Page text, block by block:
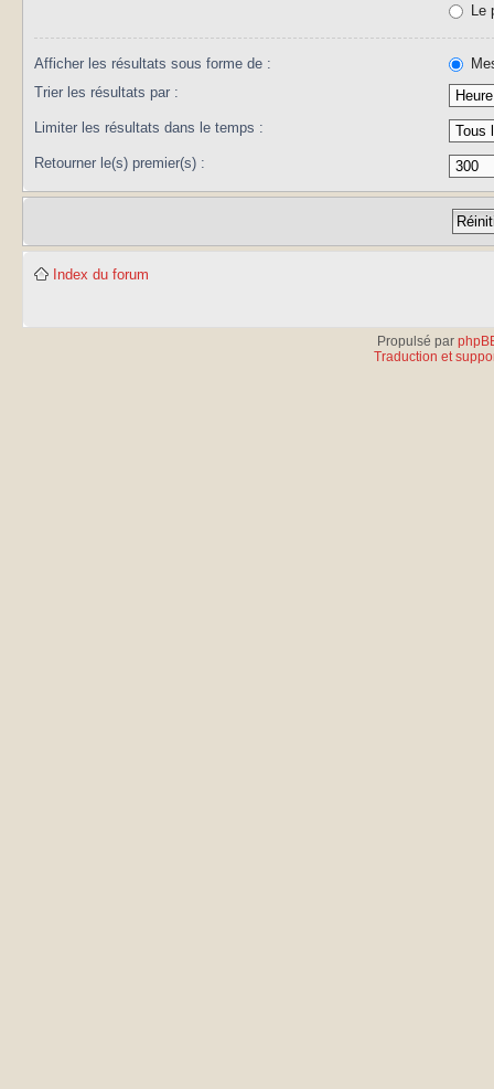
Le
Afficher les résultats sous forme de :
Trier les résultats par :
Limiter les résultats dans le temps :
Retourner le(s) premier(s) :
Index du forum
Propulsé par
Traduction et